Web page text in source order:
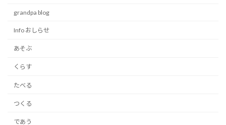
grandpa blog
Info おしらせ
あそぶ
くらす
たべる
つくる
であう